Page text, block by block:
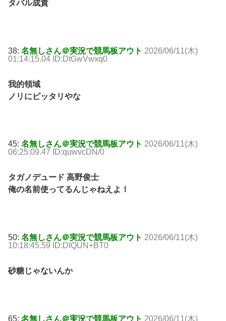
タバル成貴
38: 名無しさん＠実況で競馬板アウト 2026/06/11(木)
01:14:15.04 ID:DtGwVwxq0
我的領域
ノリにピッタリやな
45: 名無しさん＠実況で競馬板アウト 2026/06/11(木)
06:25:09.47 ID:quwvcDN/0
タガノデュード 高野俊士
俺の名前使ってるんじゃねえよ！
50: 名無しさん＠実況で競馬板アウト 2026/06/11(木)
10:18:45.59 ID:DIQUN+BT0
砂糖じゃないんか
65: 名無しさん＠実況で競馬板アウト 2026/06/11(木)